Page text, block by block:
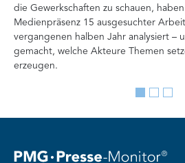
die Gewerkschaften zu schauen,
Medienpräsenz 15 ausgesuchter
vergangenen halben Jahr analysiert –
gemacht, welche Akteure Themen
erzeugen.
Go
slide
Go
slide
Go